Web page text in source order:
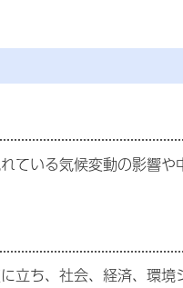
ている気候変動の影響
立ち、社会、経済、環